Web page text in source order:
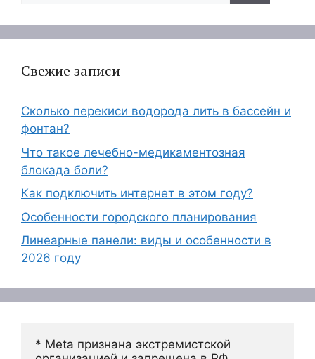
Свежие записи
Сколько перекиси водорода лить в бассейн и
фонтан?
Что такое лечебно-медикаментозная
блокада боли?
Как подключить интернет в этом году?
Особенности городского планирования
Линеарные панели: виды и особенности в
2026 году
* Meta признана экстремистской